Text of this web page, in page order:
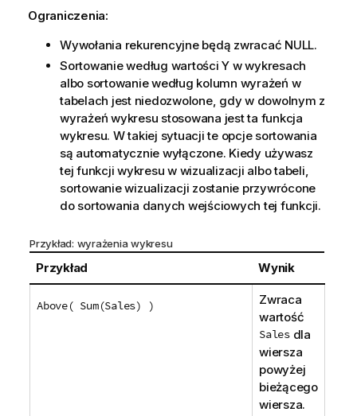
a
Ograniczenia:
Wywołania rekurencyjne będą zwracać NULL.
Sortowanie według wartości Y w wykresach
albo sortowanie według kolumn wyrażeń w
tabelach jest niedozwolone, gdy w dowolnym z
wyrażeń wykresu stosowana jest ta funkcja
wykresu. W takiej sytuacji te opcje sortowania
są automatycznie wyłączone. Kiedy używasz
tej funkcji wykresu w wizualizacji albo tabeli,
sortowanie wizualizacji zostanie przywrócone
do sortowania danych wejściowych tej funkcji.
Przykład: wyrażenia wykresu
Przykład Wynik
Above( Sum(Sales) )
Zwraca
wartość
Salesdla
wiersza
powyżej
bieżącego
wiersza.